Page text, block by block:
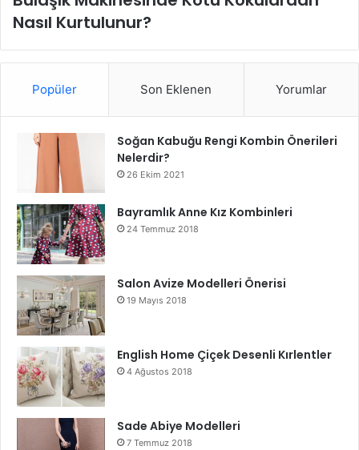
Nasıl Kurtulunur?
Popüler Son Eklenen Yorumlar
Soğan Kabuğu Rengi Kombin Önerileri
Nelerdir?
26 Ekim 2021
Bayramlık Anne Kız Kombinleri
24 Temmuz 2018
Salon Avize Modelleri Önerisi
19 Mayıs 2018
English Home Çiçek Desenli Kırlentler
4 Ağustos 2018
Sade Abiye Modelleri
7 Temmuz 2018